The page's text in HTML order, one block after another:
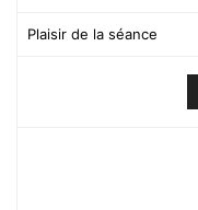
Plaisir de la séance